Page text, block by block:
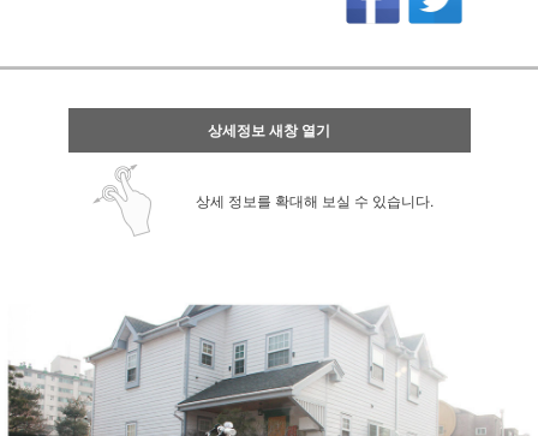
상세정보 새창 열기
상세 정보를 확대해 보실 수 있습니다.